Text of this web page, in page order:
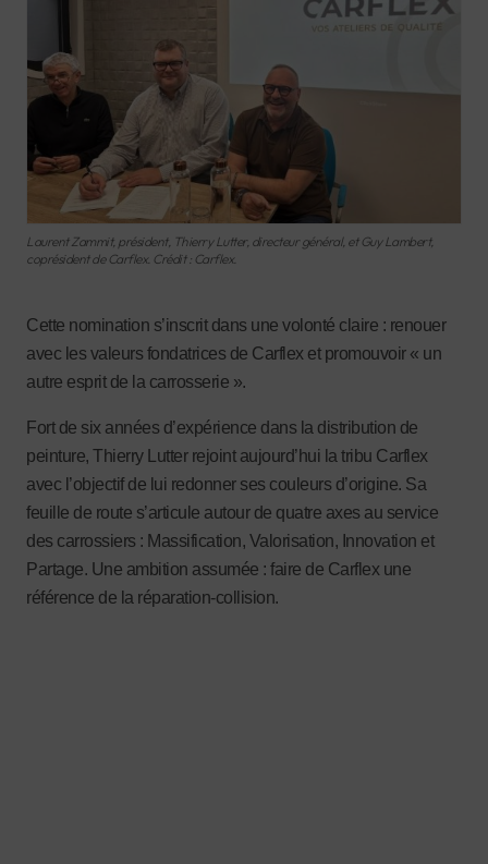
Laurent Zammit, président, Thierry Lutter, directeur général, et Guy Lambert,
coprésident de Carflex. Crédit : Carflex.
Cette nomination s’inscrit dans une volonté claire : renouer
avec les valeurs fondatrices de Carflex et promouvoir « un
autre esprit de la carrosserie ».
Fort de six années d’expérience dans la distribution de
peinture, Thierry Lutter rejoint aujourd’hui la tribu Carflex
avec l’objectif de lui redonner ses couleurs d’origine. Sa
feuille de route s’articule autour de quatre axes au service
des carrossiers : Massification, Valorisation, Innovation et
Partage. Une ambition assumée : faire de Carflex une
référence de la réparation-collision.